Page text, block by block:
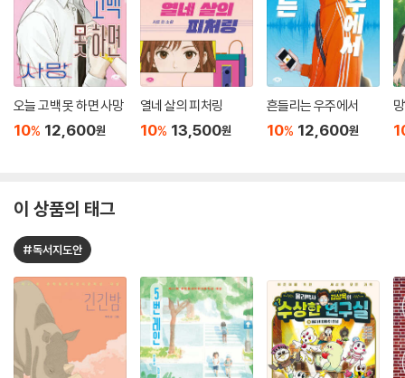
오늘 고백 못 하면 사망
10% 12,600원
열네 살의 피처링
10% 13,500원
흔들리는 우주에서
10% 12,600원
이 상품의 태그
#독서지도안